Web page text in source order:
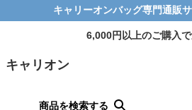
キャリーオンバッグ専門通販
6,000円以上のご購入
キャリオン
商品を検索する